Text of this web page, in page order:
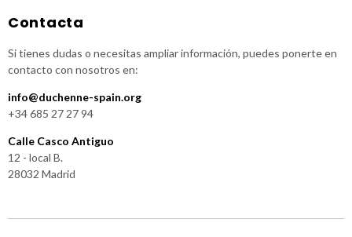
Contacta
Si tienes dudas o necesitas ampliar información, puedes ponerte en
contacto con nosotros en:
info@duchenne-spain.org
+34 685 27 27 94
Calle Casco Antiguo
12 - local B.
28032 Madrid